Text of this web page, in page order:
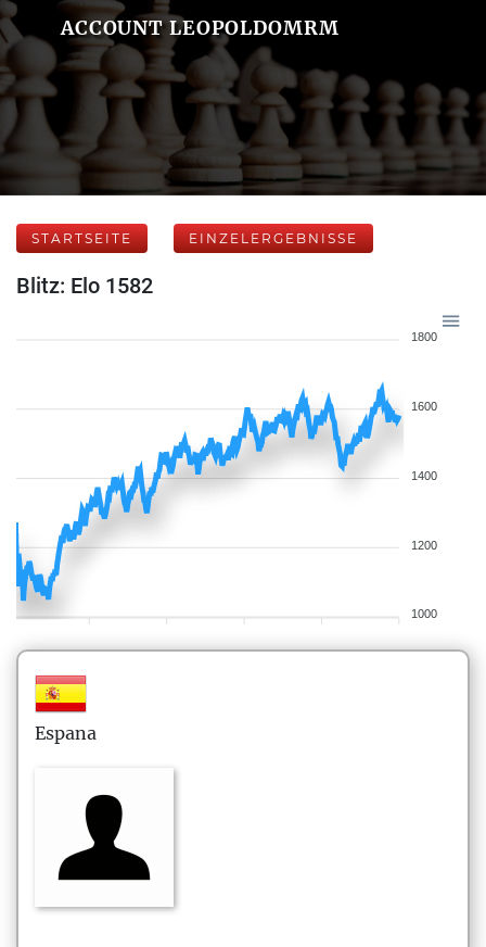
ACCOUNT LEOPOLDOMRM
STARTSEITE EINZELERGEBNISSE
Blitz: Elo 1582
1800
1600
1400
1200
1000
Espana